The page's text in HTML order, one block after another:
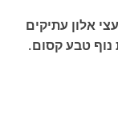
אלון עתיקים
נוף טבע קסום.